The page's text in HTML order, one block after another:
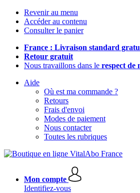
Revenir au menu
Accéder au contenu
Consulter le panier
France : Livraison standard
Retour gratuit
Nous travaillons dans le respect de
Aide
Où est ma commande ?
Retours
Frais d'envoi
Modes de paiement
Nous contacter
Toutes les rubriques
Mon compte
Identifiez-vous